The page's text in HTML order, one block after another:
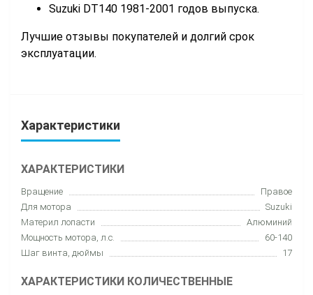
Suzuki DT140 1981 -2001 годов выпуска.
Лучшие отзывы покупателей и долгий срок
эксплуатации.
Характеристики
ХАРАКТЕРИСТИКИ
Вращение
Правое
Для мотора
Suzuki
Материл лопасти
Алюминий
Мощность мотора, л.с.
60-140
Шаг винта, дюймы
17
ХАРАКТЕРИСТИКИ КОЛИЧЕСТВЕННЫЕ